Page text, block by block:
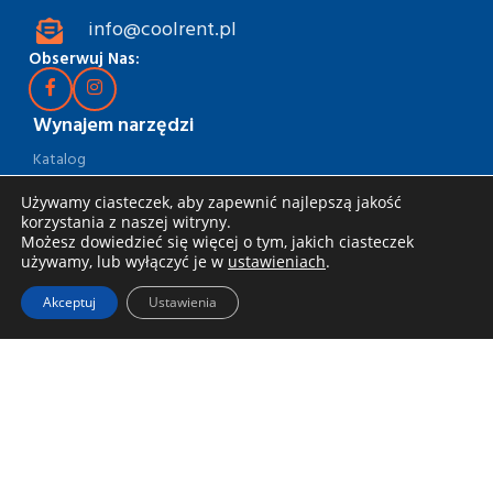
info@coolrent.pl
Obserwuj Nas:
Wynajem narzędzi
Katalog
Rabaty i akcje
Jak wynająć
Dostawa i odbiór
Zasady wynajmu
Specjalna oferta dla firm
Używamy ciasteczek, aby zapewnić najlepszą jakość
korzystania z naszej witryny.
Możesz dowiedzieć się więcej o tym, jakich ciasteczek
używamy, lub wyłączyć je w ustawieniach.
Akceptuj Ustawienia